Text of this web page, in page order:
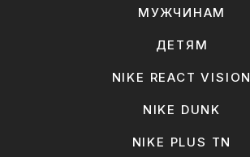
МУЖЧИНАМ
ДЕТЯМ
NIKE REACT VISION
NIKE DUNK
NIKE PLUS TN